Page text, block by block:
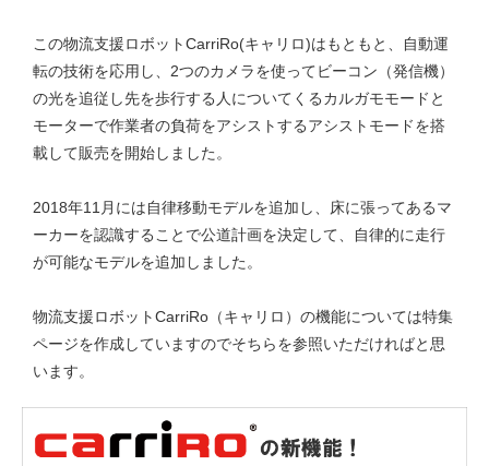
この物流支援ロボットCarriRo(キャリロ)はもともと、自動運
転の技術を応用し、2つのカメラを使ってビーコン（発信機）
の光を追従し先を歩行する人についてくるカルガモモードと
モーターで作業者の負荷をアシストするアシストモードを搭
載して販売を開始しました。
2018年11月には自律移動モデルを追加し、床に張ってあるマ
ーカーを認識することで公道計画を決定して、自律的に走行
が可能なモデルを追加しました。
物流支援ロボットCarriRo（キャリロ）の機能については特集
ページを作成していますのでそちらを参照いただければと思
います。